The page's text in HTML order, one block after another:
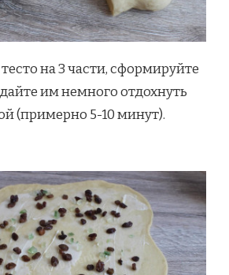
на 3 части, сформируйте
им немного отдохнуть
(примерно 5-10 минут).